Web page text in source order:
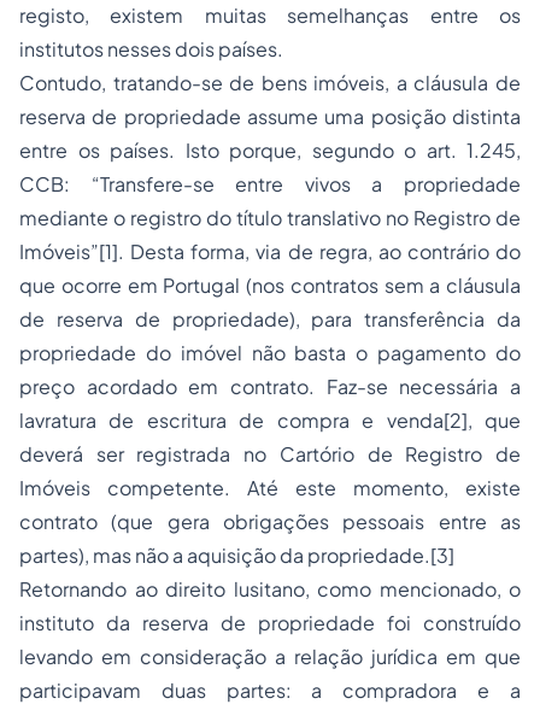
registo, existem muitas semelhanças entre os
institutos nesses dois países.
Contudo, tratando-se de bens imóveis, a cláusula de
reserva de propriedade assume uma posição distinta
entre os países. Isto porque, segundo o art. 1.245,
CCB: “Transfere-se entre vivos a propriedade
mediante o registro do título translativo no Registro de
Imóveis”[1]. Desta forma, via de regra, ao contrário do
que ocorre em Portugal (nos contratos sem a cláusula
de reserva de propriedade), para transferência da
propriedade do imóvel não basta o pagamento do
preço acordado em contrato. Faz-se necessária a
lavratura de escritura de compra e venda[2], que
deverá ser registrada no Cartório de Registro de
Imóveis competente. Até este momento, existe
contrato (que gera obrigações pessoais entre as
partes), mas não a aquisição da propriedade.[3]
Retornando ao direito lusitano, como mencionado, o
instituto da reserva de propriedade foi construído
levando em consideração a relação jurídica em que
participavam duas partes: a compradora e a